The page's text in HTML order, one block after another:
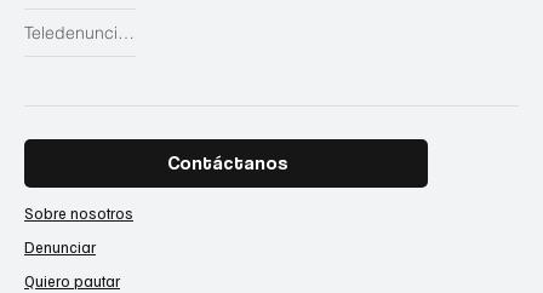
Teledenuncias
Contáctanos
Sobre nosotros
Denunciar
Quiero pautar